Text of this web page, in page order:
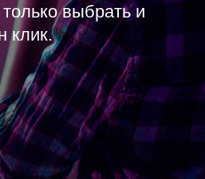
выбрать и
клик.